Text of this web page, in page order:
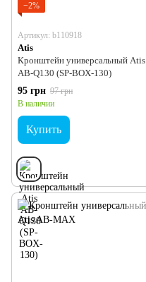
−2%
Артикул: b110918
Atis
Кронштейн универсальный Atis
AB-Q130 (SP-BOX-130)
95 грн 97 грн
В наличии
Купить